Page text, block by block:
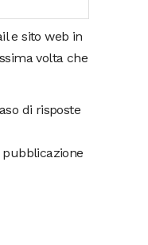
e sito web in
volta che
di risposte